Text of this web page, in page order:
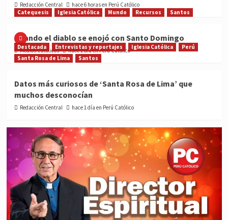
Redacción Central
hace 6 horas en Perú Católico
Catequesis
Iglesia Católica Mundo Recursos Santos
Cuando el diablo se enojó con Santo Domingo
Medios Católicos hace 1 día en Perú Católico
Destacada Entrevistas y reportajes Iglesia Católica
Perú
Santa Rosa de Lima
Santos
Datos más curiosos de ‘Santa Rosa de Lima’ que
muchos desconocían
Redacción Central hace 1 día en Perú Católico